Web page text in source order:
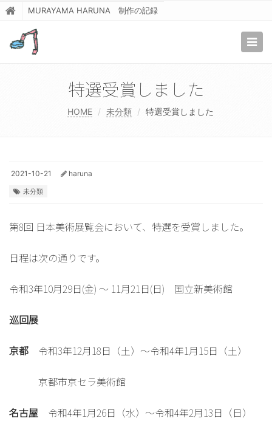
MURAYAMA HARUNA 制作の記録
特選受賞しました
HOME 未分類 特選受賞しました
2021-10-21 haruna
未分類
第8回 日本美術展覧会において、特選を受賞しました。
日程は次の通りです。
令和3年10月29日(金) ～ 11月21日(日) 国立新美術館
巡回展
京都 令和3年12月18日（土）～令和4年1月15日（土）
京都市京セラ美術館
名古屋 令和4年1月26日（水）～令和4年2月13日（日）